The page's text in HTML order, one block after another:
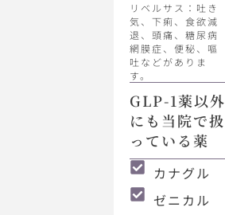
リベルサス：吐き
気、下痢、食欲減
退、頭痛、糖尿病
網膜症、便秘、嘔
吐などがありま
す。
GLP-1薬以外
にも当院で扱
っている薬
カナグル
ゼニカル